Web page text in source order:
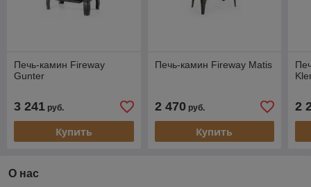
Печь-камин Fireway
Gunter
3 241 руб.
Купить
Печь-камин Fireway Matis
2 470руб.
Купить
2
О нас